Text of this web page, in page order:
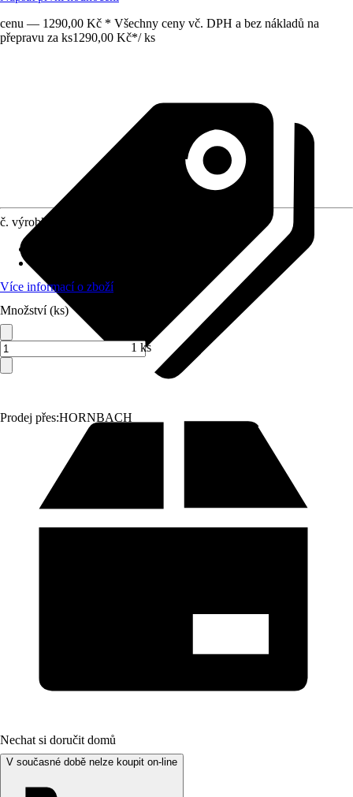
cenu — 1290,00 Kč * Všechny ceny vč. DPH a bez nákladů na
přepravu za ks1290,00 Kč*/ ks
Prodej přes:HORNBACH
č. výrobku
Více informací o zboží
Množství (ks)
1 ks
Nechat si doručit domů
V současné době nelze koupit on-line